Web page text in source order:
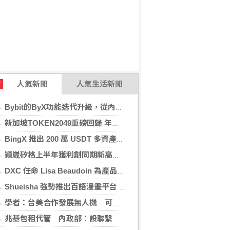
人氣新聞 人氣生活新聞
Bybit的ByX功能迭代升級，從內容平台全面進化為社交交易樞紐，新增多項特色功能
新加坡TOKEN2049重磅回歸 年度行業頂級盛會再度啟幕
BingX 推出 200 萬 USDT 多資產交易活動，聚焦當前最受關注的市場趨勢
穎崴矽格上半年獲利創同期新高 AI先進製程需求帶動
DXC 任命 Lisa Beaudoin 為產品總監，以加速產品導向型增長
Shueisha 強勢推出百語漫畫平台 MANGA MILLION 大舉進軍全球市場
學者：台美合作發展無人機 可降對中依賴強化嚇阻
兆基包租代管 內政部：設聯繫諮詢窗口統一受理